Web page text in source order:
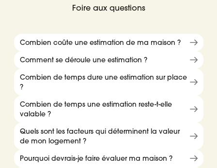
Foire aux questions
Combien coûte une estimation de ma maison ?
Comment se déroule une estimation ?
Combien de temps dure une estimation sur place
?
Combien de temps une estimation reste-t-elle
valable ?
Quels sont les facteurs qui déterminent la valeur
de mon logement ?
Pourquoi devrais-je faire évaluer ma maison ?